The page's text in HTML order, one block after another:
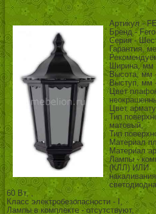
Артикул -
Бренд -
Серия -
Гарантия,
Ширина, мм
Высота, мм
Выступ, мм
Цвет
Цвет
Тип
матовый,
Тип
Материал
Материал
Лампы -
(КЛЛ) ИЛИ
60 Вт, ,
Класс электробезопасности - I,
Лампы в комплекте - отсутствуют,